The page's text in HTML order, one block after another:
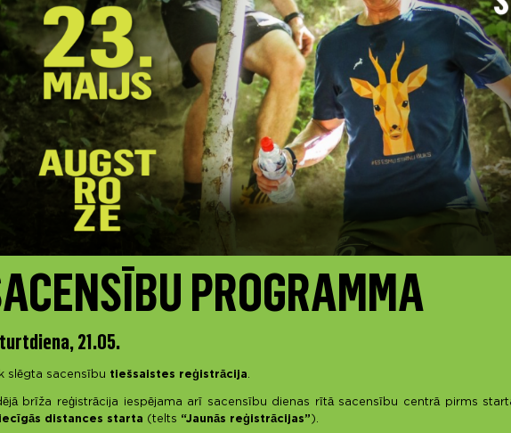
PROGRAMMA
21.05.
slēgta sacensību tiešsaistes reģistrācija
brīža reģistrācija iespējama arī sacensību dienas rītā sacensību centrā pirms
distances starta (telts “Jaunās reģistrācijas” ).